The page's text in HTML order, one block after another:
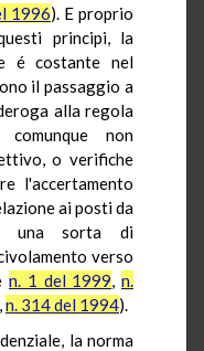
1996). E proprio
principi, la
é costante nel
il passaggio a
alla regola
non
o verifiche
l'accertamento
ai posti da
una sorta di
verso
n. 1 del 1999, n.
,n. 314 del 1994).
la norma